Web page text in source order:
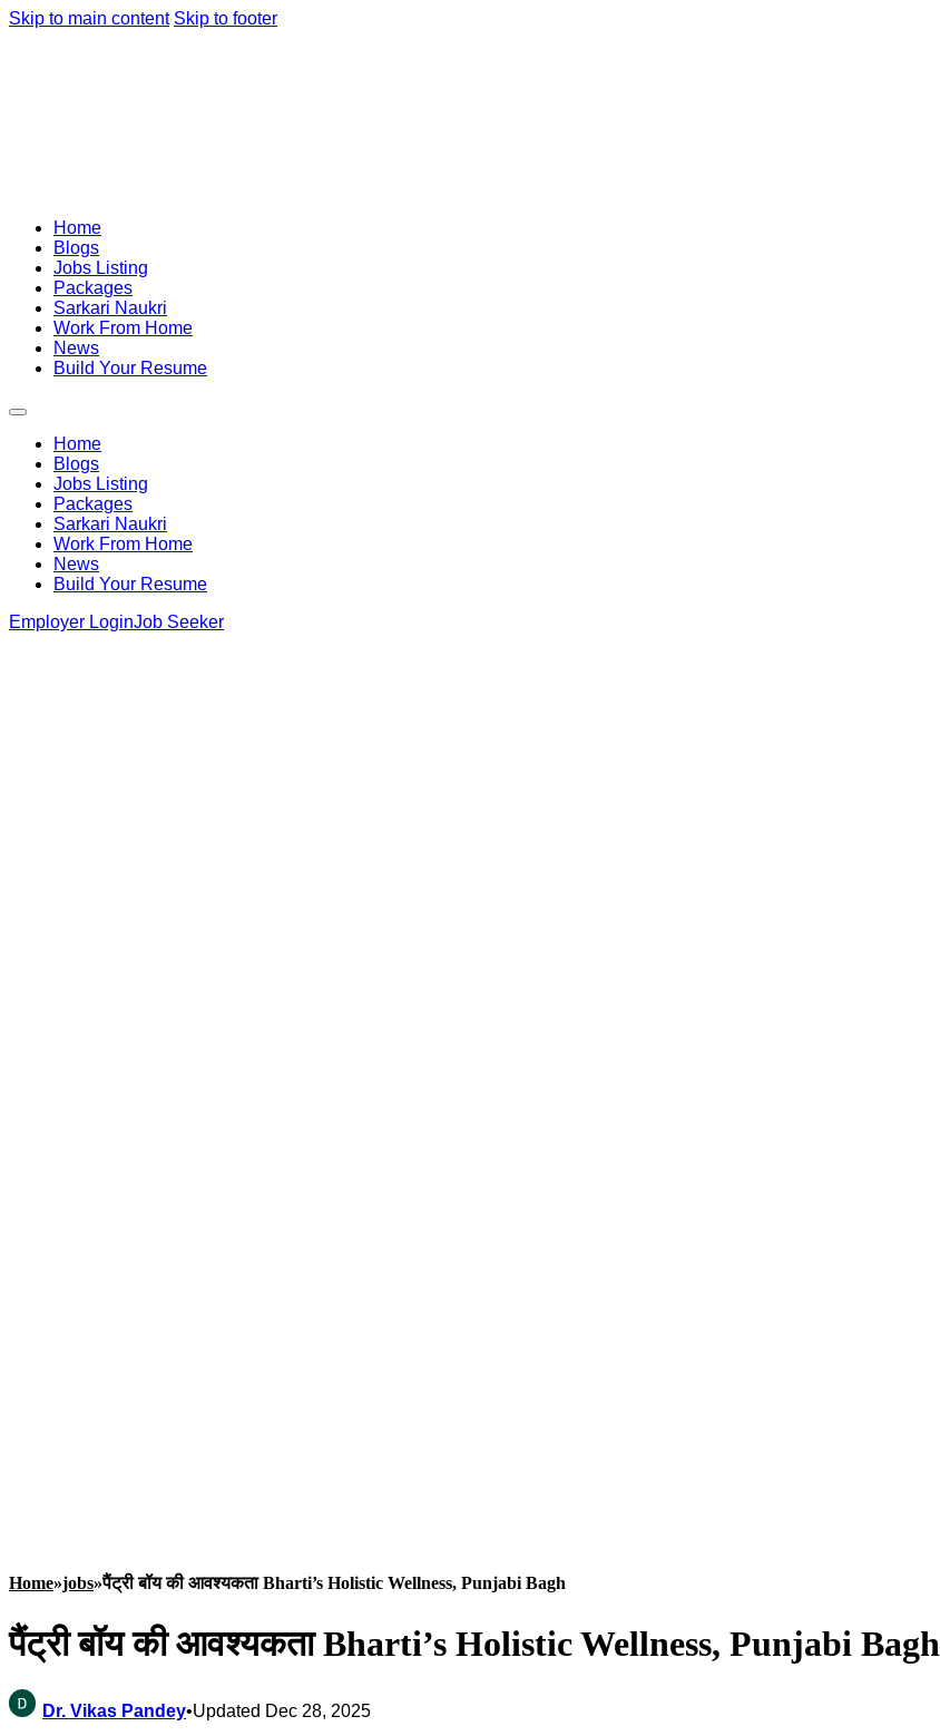
Skip to main content Skip to footer
Home
Blogs
Jobs Listing
Packages
Sarkari Naukri
Work From Home
News
Build Your Resume
Home
Blogs
Jobs Listing
Packages
Sarkari Naukri
Work From Home
News
Build Your Resume
Employer LoginJob Seeker
Home»jobs»पैंट्री बॉय की आवश्यकता Bharti’s Holistic Wellness, Punjabi Bagh
पैंट्री बॉय की आवश्यकता Bharti’s Holistic Wellness, Punjabi Bagh
Dr. Vikas Pandey•Updated Dec 28, 2025